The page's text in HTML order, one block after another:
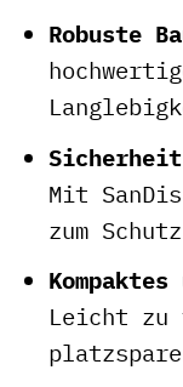
Robuste
Mit
zum
Leicht zu